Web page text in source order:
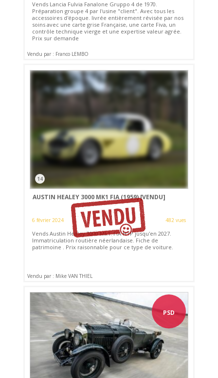
Vends Lancia Fulvia Fanalone Gruppo 4 de 1970.
Préparation groupe 4 par l'usine "client". Avec tous les
accessoires d'époque. livrée entièrement révisée par nos
soins avec une carte grise Française, une carte Fiva, un
contrôle technique vierge et une expertise valeur agrée.
Prix sur demande
Vendu par : Franco LEMBO
14
AUSTIN HEALEY 3000 MK1 FIA (1959)[VENDU]
6 février 2024 482 vues
Vends Austin Healey 3000 Mk1. FIA HTP jusqu'en 2027.
Immatriculation routière néerlandaise. Fiche de
patrimoine . Prix raisonnable pour ce type de voiture.
Vendu par : Mike VAN THIEL
PSD